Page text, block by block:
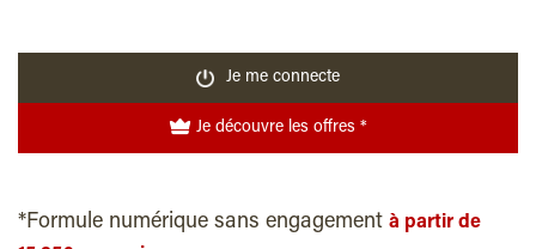
Je me connecte
Je découvre les offres *
*Formule numérique sans engagement à partir de